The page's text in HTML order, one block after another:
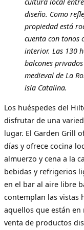
diseño. Como
propiedad está
cuenta con tonos
interior. Las 130
balcones
medieval de La
isla Catalina.
Los huéspedes del
disfrutar de una
lugar. El Garden Grill
días y ofrece cocina
almuerzo y cena a la
bebidas y refrigerios
en el bar al aire libre
contemplan las vistas
aquellos que están en
venta de productos